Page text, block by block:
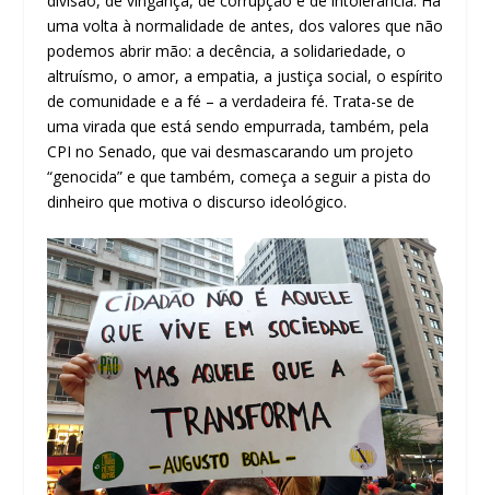
uma volta à normalidade de antes, dos valores que não
podemos abrir mão: a decência, a solidariedade, o
altruísmo, o amor, a empatia, a justiça social, o espírito
de comunidade e a fé – a verdadeira fé. Trata-se de
uma virada que está sendo empurrada, também, pela
CPI no Senado, que vai desmascarando um projeto
“genocida” e que também, começa a seguir a pista do
dinheiro que motiva o discurso ideológico.